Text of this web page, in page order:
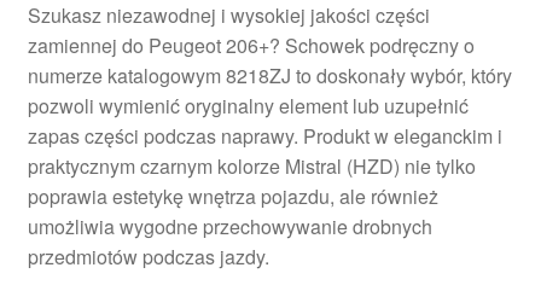
Szukasz niezawodnej i wysokiej jakości części
zamiennej do Peugeot 206+? Schowek podręczny o
numerze katalogowym 8218ZJ to doskonały wybór, który
pozwoli wymienić oryginalny element lub uzupełnić
zapas części podczas naprawy. Produkt w eleganckim i
praktycznym czarnym kolorze Mistral (HZD) nie tylko
poprawia estetykę wnętrza pojazdu, ale również
umożliwia wygodne przechowywanie drobnych
przedmiotów podczas jazdy.